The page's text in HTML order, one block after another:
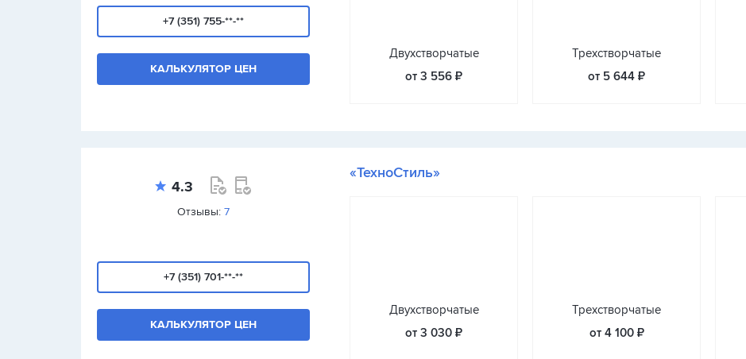
+7 (351) 755-**-**
КАЛЬКУЛЯТОР ЦЕН
Двухстворчатые
от 3 556 ₽
Трехстворчатые
от 5 644 ₽
4.3
Отзывы: 7
+7 (351) 701-**-**
КАЛЬКУЛЯТОР ЦЕН
«ТехноСтиль»
Двухстворчатые
от 3 030 ₽
Трехстворчатые
от 4 100 ₽